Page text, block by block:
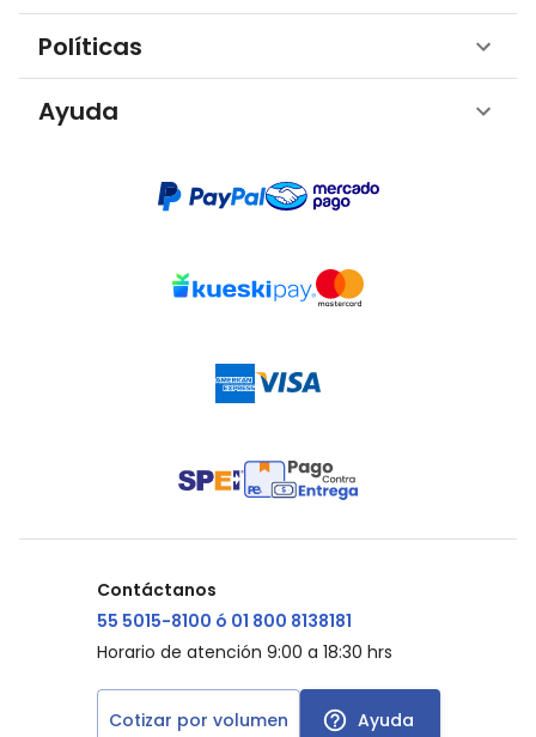
Políticas
Ayuda
Contáctanos
55 5015-8100 ó 01 800 8138181
Horario de atención 9:00 a 18:30 hrs
Cotizar por volumen Ayuda